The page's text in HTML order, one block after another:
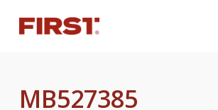
main
MB527385